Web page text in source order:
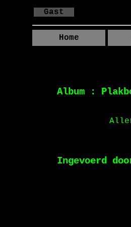
Gast
Home
Album :
Ingevoerd